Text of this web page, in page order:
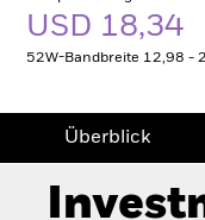
USD 18,34
52W-Bandbreite 12,98 -
Überblick